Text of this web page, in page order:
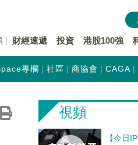
財經速遞 投資 港股100強
專欄 社區 商協會 CAGA
視頻
【今日